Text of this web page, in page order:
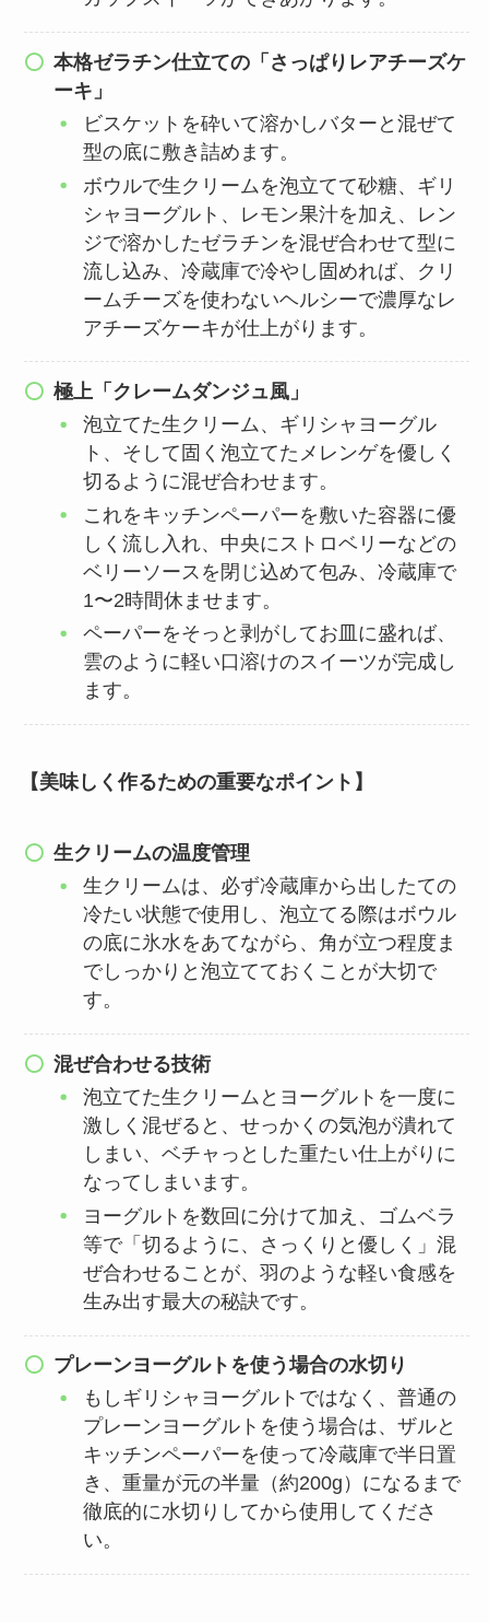
本格ゼラチン仕立ての「さっぱりレアチーズケ
ーキ」
ビスケットを砕いて溶かしバターと混ぜて
型の底に敷き詰めます。
ボウルで生クリームを泡立てて砂糖、ギリ
シャヨーグルト、レモン果汁を加え、レン
ジで溶かしたゼラチンを混ぜ合わせて型に
流し込み、冷蔵庫で冷やし固めれば、クリ
ームチーズを使わないヘルシーで濃厚なレ
アチーズケーキが仕上がります。
極上「クレームダンジュ風」
泡立てた生クリーム、ギリシャヨーグル
ト、そして固く泡立てたメレンゲを優しく
切るように混ぜ合わせます。
これをキッチンペーパーを敷いた容器に優
しく流し入れ、中央にストロベリーなどの
ベリーソースを閉じ込めて包み、冷蔵庫で
1〜2時間休ませます。
ペーパーをそっと剥がしてお皿に盛れば、
雲のように軽い口溶けのスイーツが完成し
ます。
【美味しく作るための重要なポイント】
生クリームの温度管理
生クリームは、必ず冷蔵庫から出したての
冷たい状態で使用し、泡立てる際はボウル
の底に氷水をあてながら、角が立つ程度ま
でしっかりと泡立てておくことが大切で
す。
混ぜ合わせる技術
泡立てた生クリームとヨーグルトを一度に
激しく混ぜると、せっかくの気泡が潰れて
しまい、ベチャっとした重たい仕上がりに
なってしまいます。
ヨーグルトを数回に分けて加え、ゴムベラ
等で「切るように、さっくりと優しく」混
ぜ合わせることが、羽のような軽い食感を
生み出す最大の秘訣です。
プレーンヨーグルトを使う場合の水切り
もしギリシャヨーグルトではなく、普通の
プレーンヨーグルトを使う場合は、ザルと
キッチンペーパーを使って冷蔵庫で半日置
き、重量が元の半量（約200g）になるまで
徹底的に水切りしてから使用してくださ
い。